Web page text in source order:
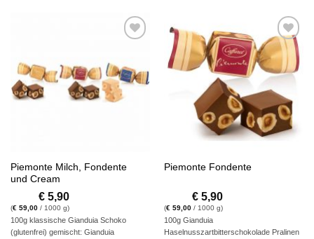
Piemonte Milch, Fondente
und Cream
€5,90
(€ 59,00/ 1000 g)
100g klassische Gianduia Schoko
(glutenfrei) gemischt: Gianduia
Auf die
Wunschliste
Piemonte Fondente
€5,90
(€ 59,00/ 1000 g)
100g Gianduia
Haselnusszartbitterschokolade Pralinen